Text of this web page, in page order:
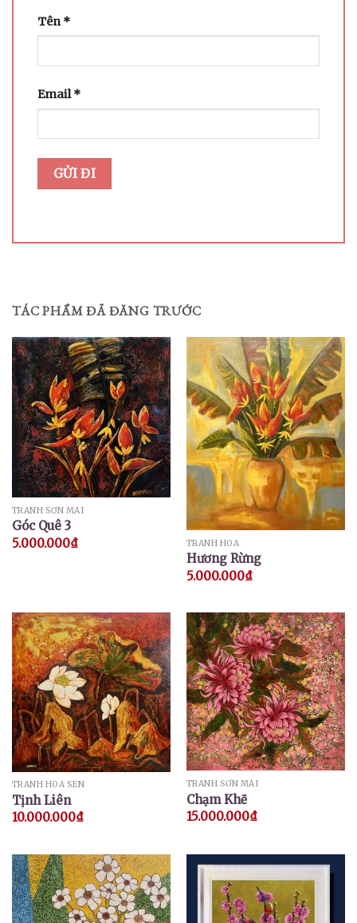
Tên*
Email*
TÁC PHẨM ĐÃ ĐĂNG TRƯỚC
TRANH SƠN MÀI
Góc Quê 3
5.000.000₫ TRANH HOA
Hương Rừng
5.000.000₫
TRANH HOA SEN
Tịnh Liên
10.000.000₫
TRANH SƠN MÀI
Chạm Khẽ
15.000.000₫